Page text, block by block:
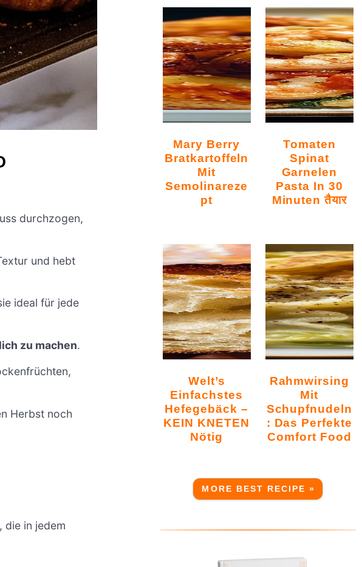
durchzogen,
und hebt
ideal für jede
zu machen.
Herbst noch
die in jedem
Mary Berry
Bratkartoffeln
Mit
Semolinareze
Pt
Tomaten
Spinat
Garnelen
Pasta In 30
Minuten तैयार
Welt’s
Einfachstes
Hefegebäck –
KEIN KNETEN
Nötig
Rahmwirsing
Mit
Schupfnudeln
: Das Perfekte
Comfort Food
MORE BEST RECIPE »